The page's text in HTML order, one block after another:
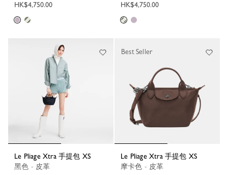
HK$4,750.00
HK$4,750.00
Le Pliage Xtra 手提包 XS
黑色 - 皮革
Le Pliage Xtra 手提包 XS
摩卡色 - 皮革
Best Seller